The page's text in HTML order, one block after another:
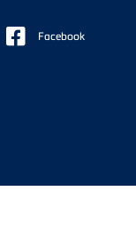
Facebook